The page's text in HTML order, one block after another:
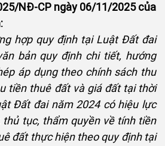
NĐ-CP ngày 06/11/2025 của
hợp quy định tại Luật Đất đai
bản quy định chi tiết, hướng
áp dụng theo chính sách thu
tiền thuê đất và giá đất tại thời
Đất đai năm 2024 có hiệu lực
tục, thẩm quyền về tính tiền
đất thực hiện theo quy định tại